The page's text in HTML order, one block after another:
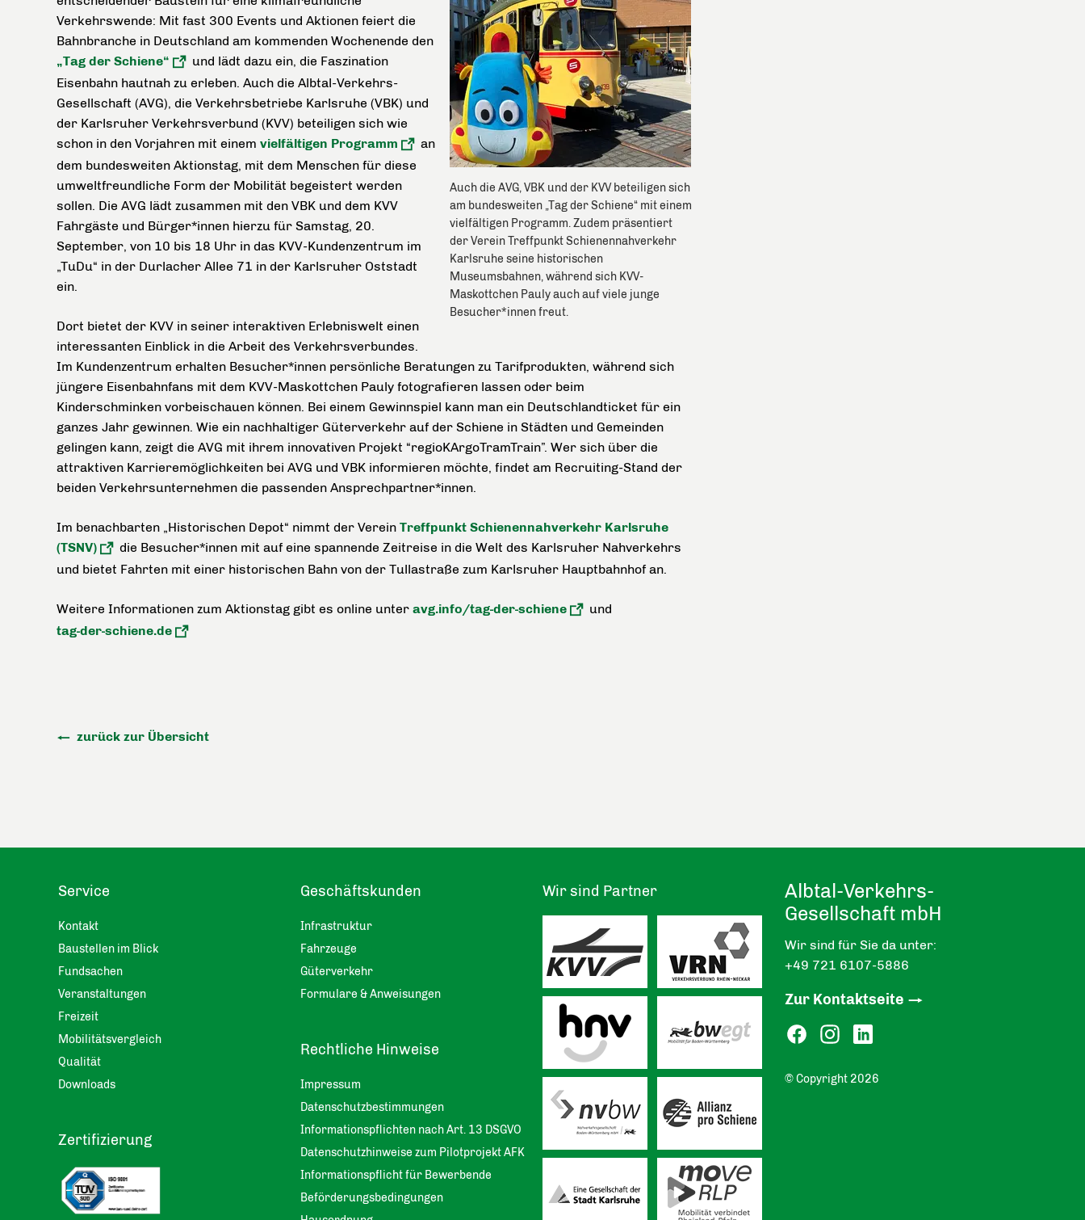
Auch die AVG, VBK und der KVV beteiligen sich
am bundesweiten „Tag der Schiene“ mit einem
vielfältigen Programm. Zudem präsentiert
der Verein Treffpunkt Schienennahverkehr
Karlsruhe seine historischen
Museumsbahnen, während sich KVV-
Maskottchen Pauly auch auf viele junge
Besucher*innen freut.
Verkehrswende: Mit fast 300 Events und Aktionen feiert die
Bahnbranche in Deutschland am kommenden Wochenende den
„Tag der Schiene“
und lädt dazu ein, die Faszination
Eisenbahn hautnah zu erleben. Auch die Albtal-Verkehrs-
Gesellschaft (AVG), die Verkehrsbetriebe Karlsruhe (VBK) und
der Karlsruher Verkehrsverbund (KVV) beteiligen sich wie
schon in den Vorjahren mit einem vielfältigen Programm
an
dem bundesweiten Aktionstag, mit dem Menschen für diese
umweltfreundliche Form der Mobilität begeistert werden
sollen. Die AVG lädt zusammen mit den VBK und dem KVV
Fahrgäste und Bürger*innen hierzu für Samstag, 20.
September, von 10 bis 18 Uhr in das KVV-Kundenzentrum im
„TuDu“ in der Durlacher Allee 71 in der Karlsruher Oststadt
ein.
Dort bietet der KVV in seiner interaktiven Erlebniswelt einen
interessanten Einblick in die Arbeit des Verkehrsverbundes.
Im Kundenzentrum erhalten Besucher*innen persönliche Beratungen zu Tarifprodukten, während sich
jüngere Eisenbahnfans mit dem KVV-Maskottchen Pauly fotografieren lassen oder beim
Kinderschminken vorbeischauen können. Bei einem Gewinnspiel kann man ein Deutschlandticket für ein
ganzes Jahr gewinnen. Wie ein nachhaltiger Güterverkehr auf der Schiene in Städten und Gemeinden
gelingen kann, zeigt die AVG mit ihrem innovativen Projekt “regioKArgoTramTrain”. Wer sich über die
attraktiven Karrieremöglichkeiten bei AVG und VBK informieren möchte, findet am Recruiting-Stand der
beiden Verkehrsunternehmen die passenden Ansprechpartner*innen.
Im benachbarten „Historischen Depot“ nimmt der Verein Treffpunkt Schienennahverkehr Karlsruhe
(TSNV)
die Besucher*innen mit auf eine spannende Zeitreise in die Welt des Karlsruher Nahverkehrs
und bietet Fahrten mit einer historischen Bahn von der Tullastraße zum Karlsruher Hauptbahnhof an.
Weitere Informationen zum Aktionstag gibt es online unter avg.info/tag-der-schiene
und
tag-der-schiene.de
zurück zur Übersicht
Service
Kontakt
Baustellen im Blick
Fundsachen
Veranstaltungen
Freizeit
Mobilitätsvergleich
Qualität
Downloads
Zertifizierung
Geschäftskunden
Infrastruktur
Fahrzeuge
Güterverkehr
Formulare & Anweisungen
Rechtliche Hinweise
Impressum
Datenschutzbestimmungen
Informationspflichten nach Art. 13 DSGVO
Datenschutzhinweise zum Pilotprojekt AFK
Informationspflicht für Bewerbende
Beförderungsbedingungen
Wir sind Partner
Albtal-Verkehrs-
Gesellschaft mbH
Wir sind für Sie da unter:
+49 721 6107-5886
Zur Kontaktseite
© Copyright 2026